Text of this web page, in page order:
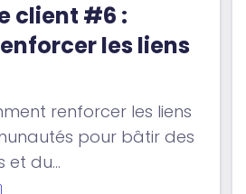
client #6 :
les liens
renforcer les liens
pour bâtir des
et du...